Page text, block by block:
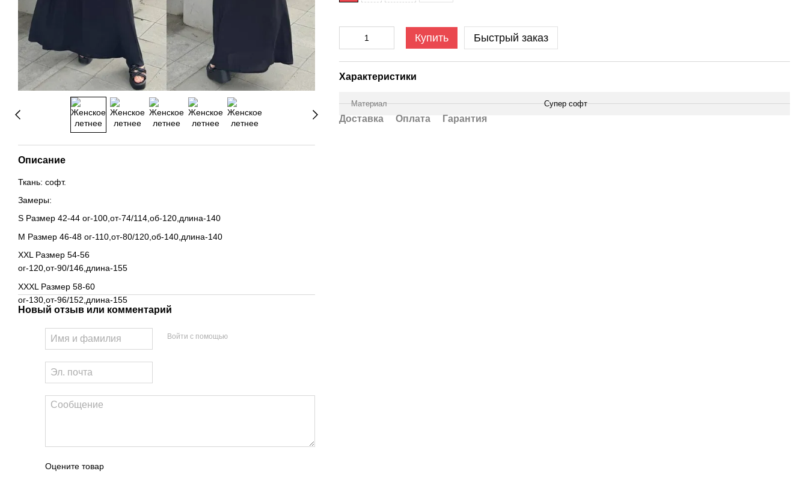
Описание
Ткань: софт.
Замеры:
S Размер 42-44 ог-100,от-74/114,об-120,длина-140
M Размер 46-48 ог-110,от-80/120,об-140,длина-140
XXL Размер 54-56
ог-120,от-90/146,длина-155
XXXL Размер 58-60
ог-130,от-96/152,длина-155
Новый отзыв или комментарий
Войти с помощью
Оцените товар
Купить Быстрый заказ
Характеристики
Материал Супер софт
Доставка Оплата Гарантия